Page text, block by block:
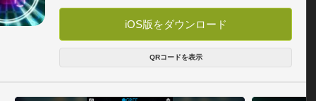
iOS版をダウンロード
QRコードを表示